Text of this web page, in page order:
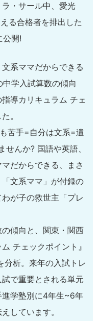
・サール中、愛光
る合格者を排出した
公開!
系ママだからできる
学入試算数の傾向
導カリキュラム チェ
。
苦手=自分は文系=遺
んか? 国語や英語、
だからできる、まさ
文系ママ」が付録の
が子の救世主「プレ
傾向と、関東・関西
チェックポイント』
分析。来年の入試トレ
で重要とされる単元
学塾別に4年生~6年
しています。